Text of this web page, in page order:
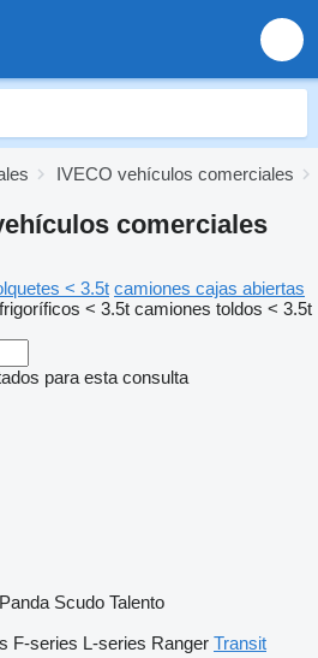
IVECO vehículos comerciales
comerciales
< 3.5t camiones cajas abiertas
< 3.5t camiones toldos < 3.5t
para esta consulta
Panda Scudo Talento
F-series L-series Ranger Transit